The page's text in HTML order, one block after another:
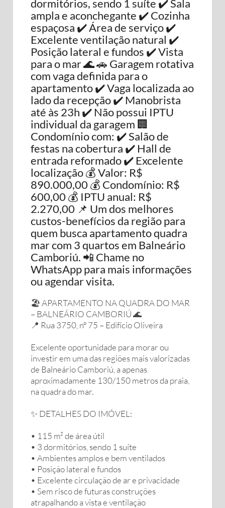
dormitórios, sendo 1 suíte ✔️ Sala
ampla e aconchegante ✔️ Cozinha
espaçosa ✔️ Área de serviço ✔️
Excelente ventilação natural ✔️
Posição lateral e fundos ✔️ Vista
para o mar 🌊 🚗 Garagem rotativa
com vaga definida para o
apartamento ✔️ Vaga localizada ao
lado da recepção ✔️ Manobrista
até às 23h ✔️ Não possui IPTU
individual da garagem 🏢
Condomínio com: ✔️ Salão de
festas na cobertura ✔️ Hall de
entrada reformado ✔️ Excelente
localização 💰 Valor: R$
890.000,00 💰 Condomínio: R$
600,00 💰 IPTU anual: R$
2.270,00 📌 Um dos melhores
custos-benefícios da região para
quem busca apartamento quadra
mar com 3 quartos em Balneário
Camboriú. 📲 Chame no
WhatsApp para mais informações
ou agendar visita.
🏖️ APARTAMENTO NA QUADRA DO MAR
– BALNEÁRIO CAMBORIÚ 🌊
📍 Rua 3750, nº 75 – Edifício Oliveira
Excelente oportunidade para morar ou
investir em uma das regiões mais valorizadas
de Balneário Camboriú, a apenas
aproximadamente 130/150 metros da praia,
na quadra do mar.
✨ DETALHES DO IMÓVEL:
• 115 m² de área útil
• 3 dormitórios, sendo 1 suíte
• Ambientes amplos e bem ventilados
• Posição lateral e fundos
• Excelente circulação de ar e privacidade
• Sem risco de futuras construções
atrapalhando a vista e ventilação